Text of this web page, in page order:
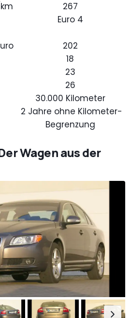
267
Euro 4
202
18
23
26
30.000 Kilometer
2 Jahre ohne Kilometer-
Begrenzung
Wagen aus der